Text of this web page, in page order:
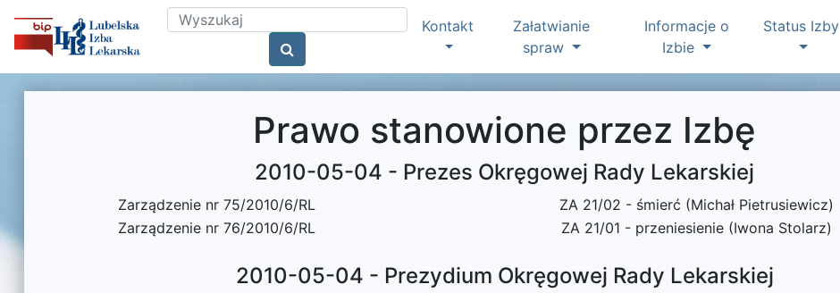
Kontakt
Załatwianie
spraw
Informacje o
Izbie
Status Izby
Prawo stanowione przez Izbę
2010-05-04 - Prezes Okręgowej Rady Lekarskiej
Zarządzenie nr 75/2010/6/RL
ZA 21/02 - śmierć (Michał Pietrusiewicz)
Zarządzenie nr 76/2010/6/RL
ZA 21/01 - przeniesienie (Iwona Stolarz)
2010-05-04 - Prezydium Okręgowej Rady Lekarskiej